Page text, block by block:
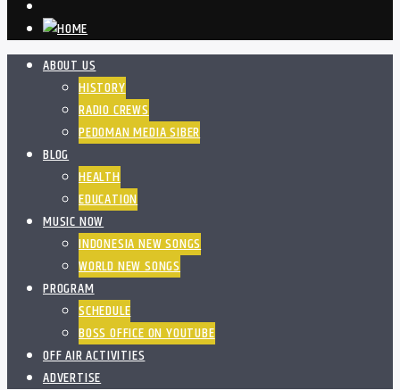
ABOUT US
HISTORY
RADIO CREWS
PEDOMAN MEDIA SIBER
BLOG
HEALTH
EDUCATION
MUSIC NOW
INDONESIA NEW SONGS
WORLD NEW SONGS
PROGRAM
SCHEDULE
BOSS OFFICE ON YOUTUBE
OFF AIR ACTIVITIES
ADVERTISE